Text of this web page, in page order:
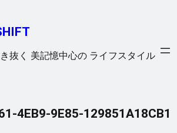
抜く 美記憶中心の ライフスタイル
4EB9-9E85-129851A18CB1